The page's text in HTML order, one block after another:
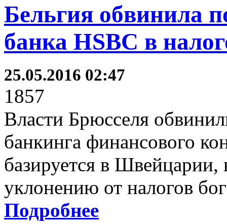
Бельгия обвинила
банка HSBC в
25.05.2016 02:47
1857
Власти Брюсселя
банкинга финансового
базируется в Швейцарии,
уклонению от налогов
Подробнее